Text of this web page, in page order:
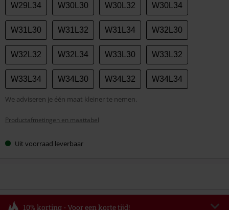
W29L34 W30L30 W30L32 W30L34
W31L30 W31L32 W31L34 W32L30
W32L32 W32L34 W33L30 W33L32
W33L34 W34L30 W34L32 W34L34
We adviseren je één maat kleiner te nemen.
Productafmetingen en maattabel
Uit voorraad leverbaar
10% korting - Voor een korte tijd!